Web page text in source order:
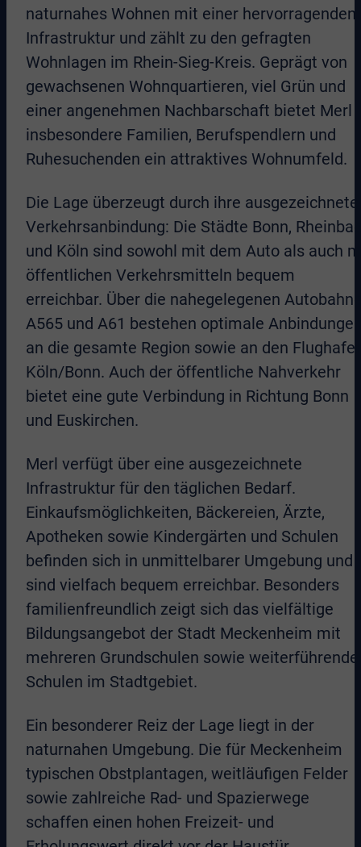
naturnahes Wohnen mit einer hervorragenden
Infrastruktur und zählt zu den gefragten
Wohnlagen im Rhein-Sieg-Kreis. Geprägt von
gewachsenen Wohnquartieren, viel Grün und
einer angenehmen Nachbarschaft bietet Merl
insbesondere Familien, Berufspendlern und
Ruhesuchenden ein attraktives Wohnumfeld.
Die Lage überzeugt durch ihre ausgezeichnete
Verkehrsanbindung: Die Städte Bonn,
und Köln sind sowohl mit dem Auto als auch
öffentlichen Verkehrsmitteln bequem
erreichbar. Über die nahegelegenen
A565 und A61 bestehen optimale
an die gesamte Region sowie an den
Köln/Bonn. Auch der öffentliche Nahverkehr
bietet eine gute Verbindung in Richtung Bonn
und Euskirchen.
Merl verfügt über eine ausgezeichnete
Infrastruktur für den täglichen Bedarf.
Einkaufsmöglichkeiten, Bäckereien, Ärzte,
Apotheken sowie Kindergärten und Schulen
befinden sich in unmittelbarer Umgebung und
sind vielfach bequem erreichbar. Besonders
familienfreundlich zeigt sich das vielfältige
Bildungsangebot der Stadt Meckenheim mit
mehreren Grundschulen sowie
Schulen im Stadtgebiet.
Ein besonderer Reiz der Lage liegt in der
naturnahen Umgebung. Die für Meckenheim
typischen Obstplantagen, weitläufigen Felder
sowie zahlreiche Rad- und Spazierwege
schaffen einen hohen Freizeit- und